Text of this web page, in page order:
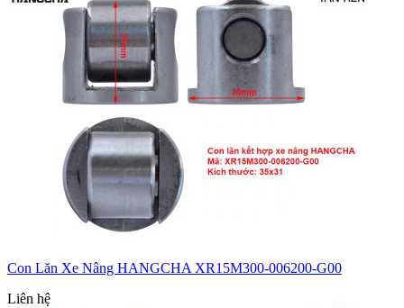
Con Lăn Xe Nâng HANGCHA XR15M300-006200-G00
Liên hệ